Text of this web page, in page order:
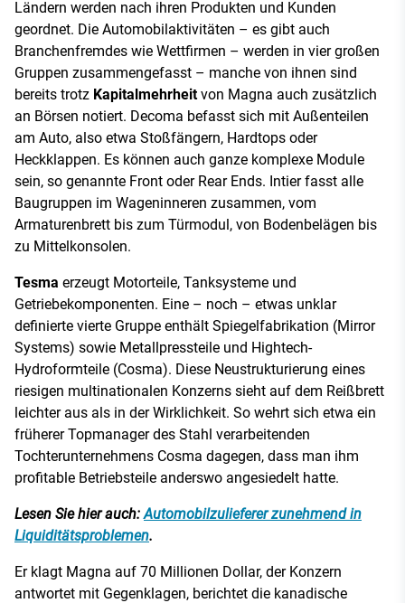
Ländern werden nach ihren Produkten und Kunden
geordnet. Die Automobilaktivitäten – es gibt auch
Branchenfremdes wie Wettfirmen – werden in vier großen
Gruppen zusammengefasst – manche von ihnen sind
bereits trotz Kapitalmehrheitvon Magna auch zusätzlich
an Börsen notiert. Decoma befasst sich mit Außenteilen
am Auto, also etwa Stoßfängern, Hardtops oder
Heckklappen. Es können auch ganze komplexe Module
sein, so genannte Front oder Rear Ends. Intier fasst alle
Baugruppen im Wageninneren zusammen, vom
Armaturenbrett bis zum Türmodul, von Bodenbelägen bis
zu Mittelkonsolen.
Tesma erzeugt Motorteile, Tanksysteme und
Getriebekomponenten. Eine – noch – etwas unklar
definierte vierte Gruppe enthält Spiegelfabrikation (Mirror
Systems) sowie Metallpressteile und Hightech-
Hydroformteile (Cosma). Diese Neustrukturierung eines
riesigen multinationalen Konzerns sieht auf dem Reißbrett
leichter aus als in der Wirklichkeit. So wehrt sich etwa ein
früherer Topmanager des Stahl verarbeitenden
Tochterunternehmens Cosma dagegen, dass man ihm
profitable Betriebsteile anderswo angesiedelt hatte.
Lesen Sie hier auch:Automobilzulieferer zunehmend in
Liquiditätsproblemen.
Er klagt Magna auf 70 Millionen Dollar, der Konzern
antwortet mit Gegenklagen, berichtet die kanadische